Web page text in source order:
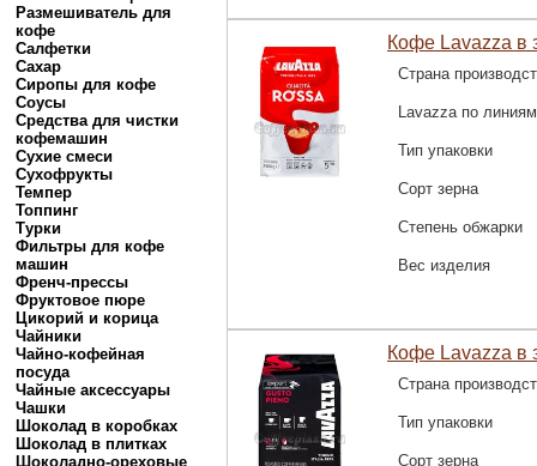
Размешиватель для
кофе
Салфетки
Сахар
Сиропы для кофе
Соусы
Средства для чистки
кофемашин
Сухие смеси
Сухофрукты
Темпер
Топпинг
Турки
Фильтры для кофе
машин
Френч-прессы
Фруктовое пюре
Цикорий и корица
Чайники
Чайно-кофейная
посуда
Чайные аксессуары
Чашки
Шоколад в коробках
Шоколад в плитках
Шоколадно-ореховые
Кофе Lavazza в
Страна
Lavazza по линиям
Тип упаковки
Сорт зерна
Степень обжарки
Вес изделия
Кофе Lavazza в
Страна
Тип упаковки
Сорт зерна